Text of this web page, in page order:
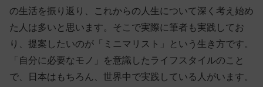
の生活を振り返り、これからの人生について深く考え始め
た人は多いと思います。そこで実際に筆者も実践してお
り、提案したいのが「ミニマリスト」という生き方です。
「自分に必要なモノ」を意識したライフスタイルのこと
で、日本はもちろん、世界中で実践している人がいます。